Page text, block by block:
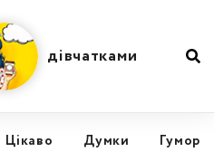
Цікаво Думки Гумор
дівчатками